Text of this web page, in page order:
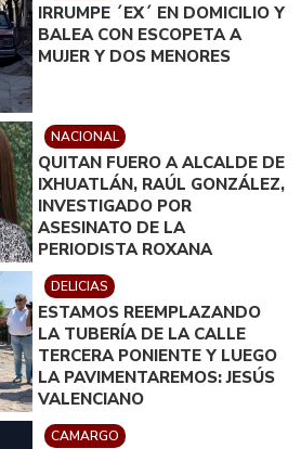
IRRUMPE ´EX´ EN DOMICILIO Y
BALEA CON ESCOPETA A
MUJER Y DOS MENORES
NACIONAL
QUITAN FUERO A ALCALDE DE
IXHUATLÁN, RAÚL GONZÁLEZ,
INVESTIGADO POR
ASESINATO DE LA
PERIODISTA ROXANA
GUZMÁN
DELICIAS
ESTAMOS REEMPLAZANDO
LA TUBERÍA DE LA CALLE
TERCERA PONIENTE Y LUEGO
LA PAVIMENTAREMOS: JESÚS
VALENCIANO
CAMARGO